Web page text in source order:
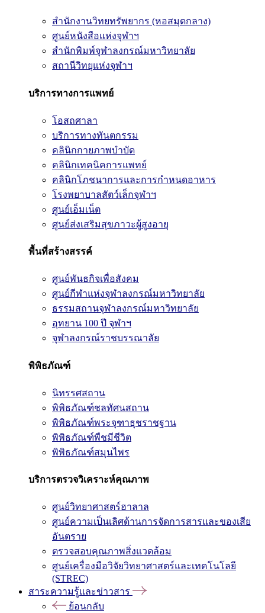
สำนักงานวิทยทรัพยากร (หอสมุดกลาง)
ศูนย์หนังสือแห่งจุฬาฯ
สำนักพิมพ์จุฬาลงกรณ์มหาวิทยาลัย
สถานีวิทยุแห่งจุฬาฯ
บริการทางการแพทย์
โอสถศาลา
บริการทางทันตกรรม
คลินิกกายภาพบำบัด
คลินิกเทคนิคการแพทย์
คลินิกโภชนาการและการกำหนดอาหาร
โรงพยาบาลสัตว์เล็กจุฬาฯ
ศูนย์เอ็มเน็ต
ศูนย์ส่งเสริมสุขภาวะผู้สูงอายุ
พื้นที่สร้างสรรค์
ศูนย์พันธกิจเพื่อสังคม
ศูนย์กีฬาแห่งจุฬาลงกรณ์มหาวิทยาลัย
ธรรมสถานจุฬาลงกรณ์มหาวิทยาลัย
อุทยาน 100 ปี จุฬาฯ
จุฬาลงกรณ์ราชบรรณาลัย
พิพิธภัณฑ์
นิทรรศสถาน
พิพิธภัณฑ์ชลทัศนสถาน
พิพิธภัณฑ์พระจุฑาธุชราชฐาน
พิพิธภัณฑ์พืชมีชีวิต
พิพิธภัณฑ์สมุนไพร
บริการตรวจวิเคราะห์คุณภาพ
ศูนย์วิทยาศาสตร์ฮาลาล
ศูนย์ความเป็นเลิศด้านการจัดการสารและของเสีย
อันตราย
ตรวจสอบคุณภาพสิ่งแวดล้อม
ศูนย์เครื่องมือวิจัยวิทยาศาสตร์และเทคโนโลยี
(STREC)
สาระความรู้และข่าวสาร
ย้อนกลับ